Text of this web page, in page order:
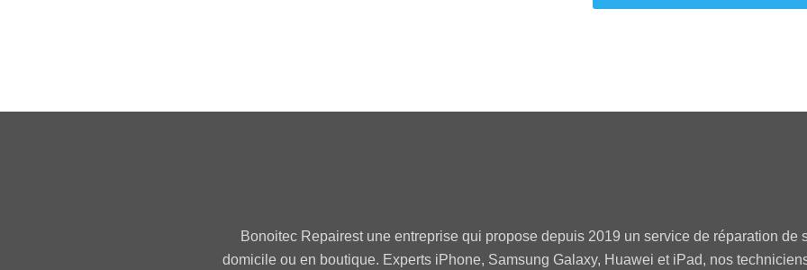
Bonoitec Repairest une entreprise qui propose depuis 2019 un service de réparation de
domicile ou en boutique. Experts iPhone, Samsung Galaxy, Huawei et iPad, nos